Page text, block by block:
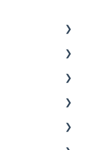
App
App